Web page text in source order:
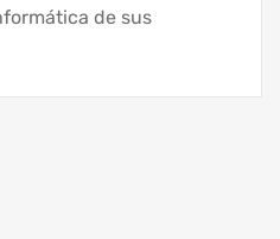
de sus